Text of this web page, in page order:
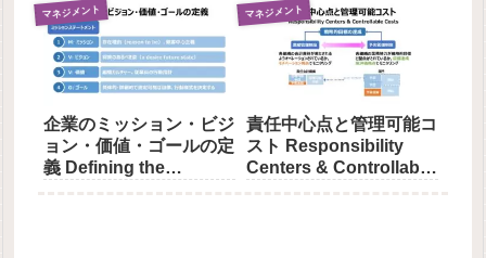
マネジメント
企業のミッション・ビジ
ョン・価値・ゴールの定
義 Defining the
マネジメント
責任中心点と管理可能コ
スト Responsibility
Centers & Controllable